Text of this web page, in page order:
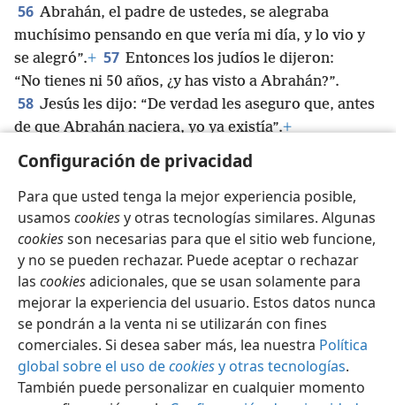
Configuración de privacidad
Para que usted tenga la mejor experiencia posible,
usamos cookiesy otras tecnologías similares. Algunas
cookiesson necesarias para que el sitio web funcione,
y no se pueden rechazar. Puede aceptar o rechazar
las cookiesadicionales, que se usan solamente para
mejorar la experiencia del usuario. Estos datos nunca
se pondrán a la venta ni se utilizarán con fines
comerciales. Si desea saber más, lea nuestra Política
global sobre el uso decookiesy otras tecnologías.
También puede personalizar en cualquier momento
56 Abrahán, el padre de ustedes, se alegraba
muchísimo pensando en que vería mi día, y lo vio y
se alegró”.+ 57 Entonces los judíos le dijeron:
“No tienes ni 50 años, ¿y has visto a Abrahán?”.
58 Jesús les dijo: “De verdad les aseguro que, antes
de que Abrahán naciera, yo ya existía”.+
Entonces agarraron piedras para lanzárselas a
Jesús, pero él se escondió y salió del templo.
Español Compartir Configuración
Copyright © 2026 Watch Tower Bible and Tract Society of Pennsylvania
Condiciones de uso
Política de privacidad
Configuración de privacidad
JW.ORG Iniciar sesión